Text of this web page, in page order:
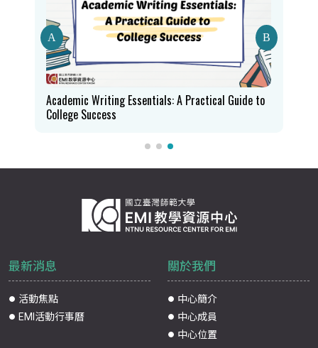
Academic Writing Essentials: A Practical Guide to
College Success
最新消息
活動焦點
EMI活動行事曆
關於我們
中心簡介
中心成員
中心位置